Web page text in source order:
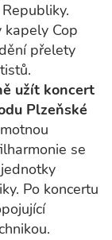
Cop
přelety
užít koncert
Plzeňské
se
Po koncertu